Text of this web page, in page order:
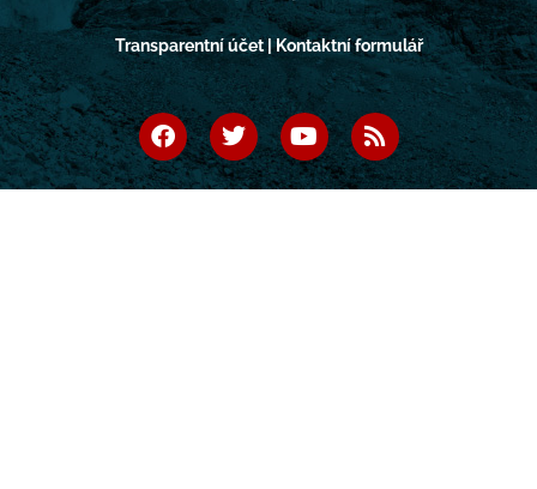
Transparentní účet | Kontaktní formulář
F
a
c
e
T
w
i
t
Y
o
u
t
R
s
s